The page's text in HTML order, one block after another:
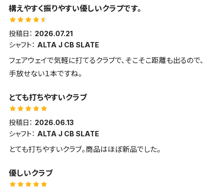
構えやすく振りやすい優しいクラブです。
投稿日： 2026.07.21
シャフト： ALTA J CB SLATE
フェアウェイで気軽に打てるクラブで、そこそこ距離も出るので、
手放せない１本ですね。
とても打ちやすいクラブ
投稿日： 2026.06.13
シャフト： ALTA J CB SLATE
とても打ちやすいクラブ。商品はほぼ新品でした。
優しいクラブ